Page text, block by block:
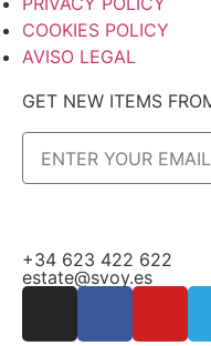
COOKIES POLICY
AVISO LEGAL
GET NEW ITEMS
+34 623 422 622
estate@svoy.es